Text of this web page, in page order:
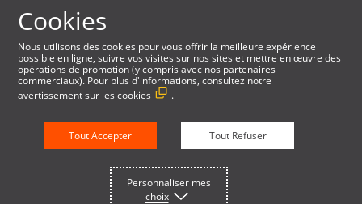
Cookies
Nous utilisons des cookies pour vous offrir la meilleure expérience
possible en ligne, suivre vos visites sur nos sites et mettre en œuvre des
opérations de promotion (y compris avec nos partenaires
commerciaux). Pour plus d'informations, consultez notre
avertissement sur les cookies
.
Tout Accepter Tout Refuser
Personnaliser mes
choix